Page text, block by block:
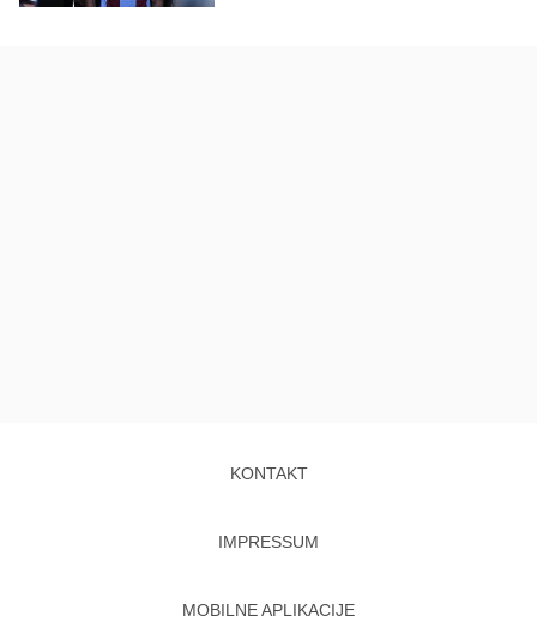
KONTAKT
IMPRESSUM
MOBILNE APLIKACIJE